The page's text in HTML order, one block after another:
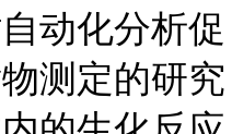
动化分析促
测定的研究